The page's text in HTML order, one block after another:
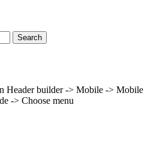
Search
Header builder -> Mobile -> Mobile
-> Choose menu